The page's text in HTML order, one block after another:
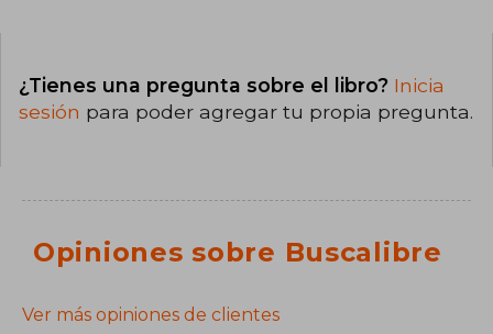
¿Tienes una pregunta sobre el libro? Inicia
sesión para poder agregar tu propia pregunta.
Opiniones sobre Buscalibre
Ver más opiniones de clientes